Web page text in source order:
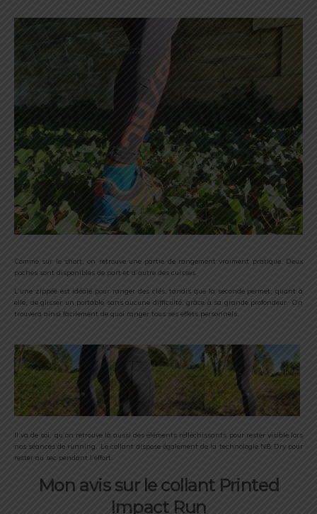
Comme sur le short, on retrouve une partie de rangement vraiment pratique. Deux
poches sont disponibles de part et d’autre des cuisses.
L’une zippée est idéale pour ranger des clés, tandis que la seconde permet, quant à
elle, de glisser un portable sans aucune difficulté, grâce à sa grande profondeur. On
trouvera ainsi facilement de quoi ranger tous ses effets personnels.
Il va de soi, qu’on retrouve là aussi des éléments réfléchissants pour rester visible lors
nos séances de running. Le collant dispose également de la technologie NB Dry pour
rester au sec pendant l’effort.
Mon avis sur le collant Printed
Impact Run